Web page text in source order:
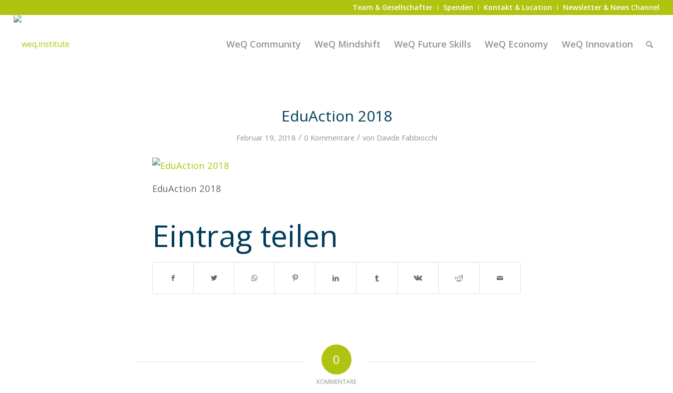
Team & Gesellschafter Spenden Kontakt & Location Newsletter & News Channel
WeQ Community WeQ Mindshift WeQ Future Skills WeQ Economy WeQ Innovation
EduAction 2018
Februar 19, 2018 / 0 Kommentare / von Davide Fabbiocchi
EduAction 2018
Eintrag teilen
0
KOMMENTARE